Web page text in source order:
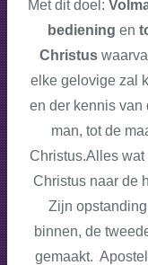
Met dit doel:
bediening en
Christus
elke gelovige zal
en der kennis van
man, tot de
Christus.Alles
Christus naar de
Zijn
binnen, de
gemaakt.